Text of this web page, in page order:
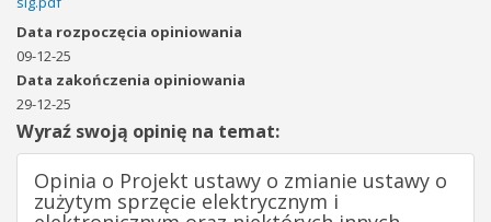
Data rozpoczęcia opiniowania
09-12-25
Data zakończenia opiniowania
29-12-25
Wyraź swoją opinię na temat:
Opinia o Projekt ustawy o zmianie ustawy o
zużytym sprzęcie elektrycznym i